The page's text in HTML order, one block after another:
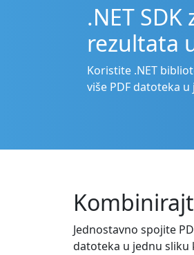
.NET
rezultata
Koristite .NET
više PDF datoteka
Jednostavno spojite
datoteka u jednu sliku